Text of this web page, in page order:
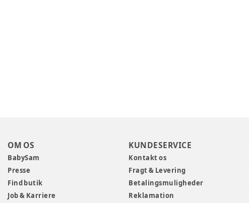
OM OS
BabySam
Presse
Find butik
Job & Karriere
KUNDESERVICE
Kontakt os
Fragt & Levering
Betalingsmuligheder
Reklamation